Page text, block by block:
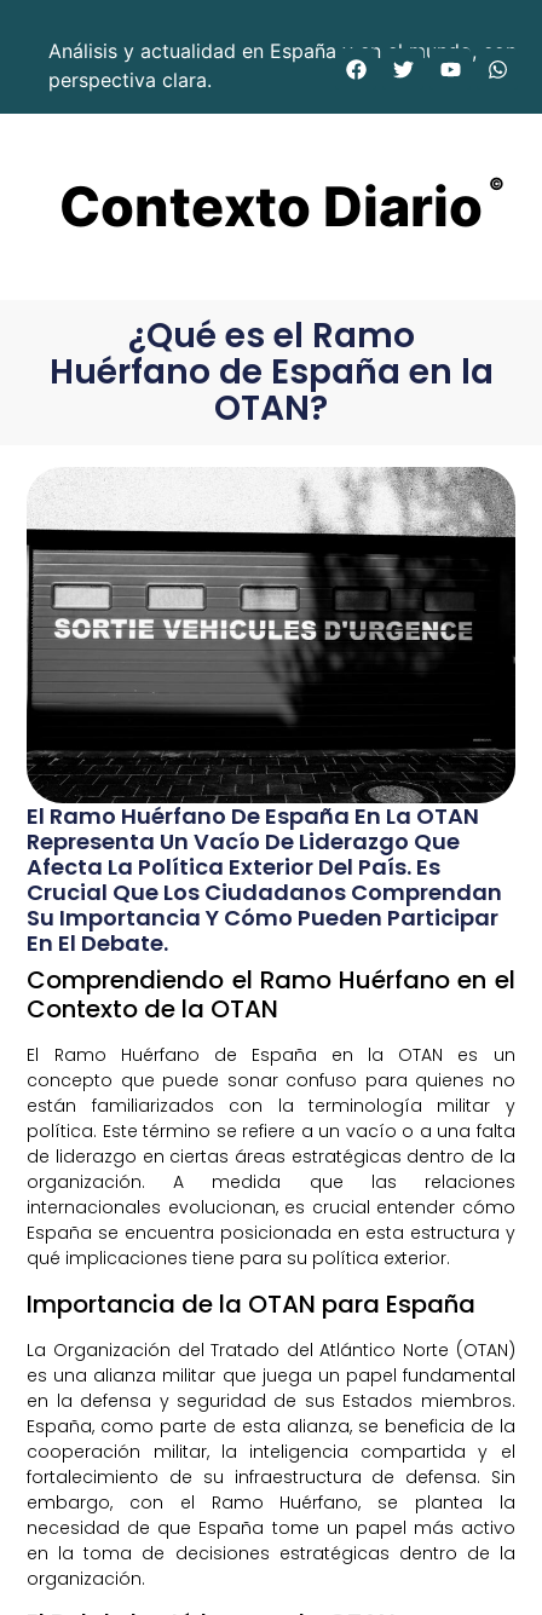
Análisis y actualidad en España y en el mundo, con
perspectiva clara.
Contexto Diario ©
¿Qué es el Ramo
Huérfano de España en la
OTAN?
El Ramo Huérfano De España En La OTAN
Representa Un Vacío De Liderazgo Que
Afecta La Política Exterior Del País. Es
Crucial Que Los Ciudadanos Comprendan
Su Importancia Y Cómo Pueden Participar
En El Debate.
Comprendiendo el Ramo Huérfano en el
Contexto de la OTAN
El Ramo Huérfano de España en la OTAN es un
concepto que puede sonar confuso para quienes no
están familiarizados con la terminología militar y
política. Este término se refiere a un vacío o a una falta
de liderazgo en ciertas áreas estratégicas dentro de la
organización. A medida que las relaciones
internacionales evolucionan, es crucial entender cómo
España se encuentra posicionada en esta estructura y
qué implicaciones tiene para su política exterior.
Importancia de la OTAN para España
La Organización del Tratado del Atlántico Norte (OTAN)
es una alianza militar que juega un papel fundamental
en la defensa y seguridad de sus Estados miembros.
España, como parte de esta alianza, se beneficia de la
cooperación militar, la inteligencia compartida y el
fortalecimiento de su infraestructura de defensa. Sin
embargo, con el Ramo Huérfano, se plantea la
necesidad de que España tome un papel más activo
en la toma de decisiones estratégicas dentro de la
organización.